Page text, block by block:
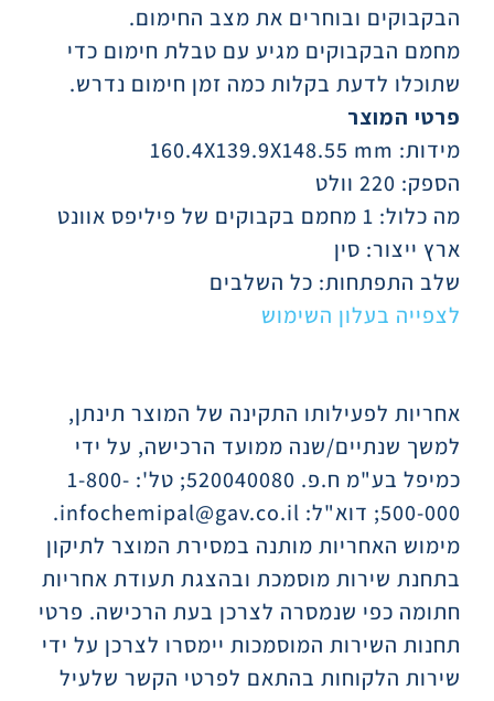
הבקבוקים ובוחרים את מצב החימום.
מחמם הבקבוקים מגיע עם טבלת חימום כדי
שתוכלו לדעת בקלות כמה זמן חימום נדרש.
פרטי המוצר
מידות: 160.4X139.9X148.55 mm
הספק:
מה כלול:
ארץ ייצור: סין
שלב התפתחות: כל השלבים
לצפייה בעלון השימוש
אחריות לפעילותו התקינה של המוצר תינתן,
למשך שנתיים/שנה ממועד הרכישה, על ידי
כמיפל בע"מ ח.פ. 520040080; טל': 1-800-
500-000; דוא"ל: infochemipal@gav.co.il.
מימוש האחריות מותנה במסירת המוצר לתיקון
בתחנת שירות מוסמכת ובהצגת תעודת אחריות
חתומה כפי שנמסרה לצרכן בעת הרכישה. פרטי
תחנות השירות המוסמכות יימסרו לצרכן על ידי
שירות הלקוחות בהתאם לפרטי הקשר שלעיל